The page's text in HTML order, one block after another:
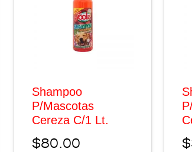
Shampoo
P/Mascotas
Cereza C/1 Lt.
$80.00 $